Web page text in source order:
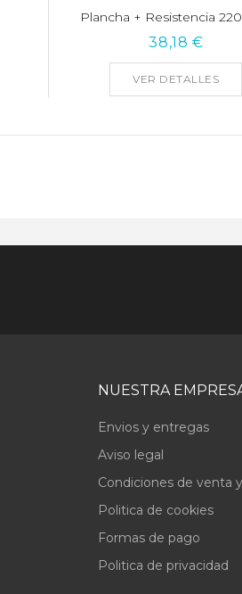
Plancha + Resistencia
38,18 €
VER DETALLES
NUESTRA
Envios y entregas
Aviso legal
Condiciones de venta
Politica de cookies
Formas de pago
Politica de privacidad